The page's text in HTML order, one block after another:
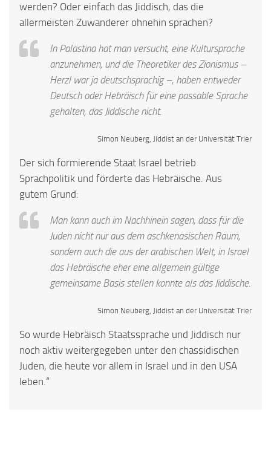
werden? Oder einfach das Jiddisch, das die
allermeisten Zuwanderer ohnehin sprachen?
In Palästina hat man versucht, eine Kultursprache
anzunehmen, und die Theoretiker des Zionismus –
Herzl war ja deutschsprachig –, haben entweder
Deutsch oder Hebräisch für eine passable Sprache
gehalten, das Jiddische nicht.
Simon Neuberg, Jiddist an der Universität Trier
Der sich formierende Staat Israel betrieb
Sprachpolitik und förderte das Hebräische. Aus
gutem Grund:
Man kann auch im Nachhinein sagen, dass für die
Juden nicht nur aus dem aschkenasischen Raum,
sondern auch die aus der arabischen Welt, in Israel
das Hebräische eher eine allgemein gültige
gemeinsame Basis stellen konnte als das Jiddische.
Simon Neuberg, Jiddist an der Universität Trier
So wurde Hebräisch Staatssprache und Jiddisch nur
noch aktiv weitergegeben unter den chassidischen
Juden, die heute vor allem in Israel und in den USA
leben.“